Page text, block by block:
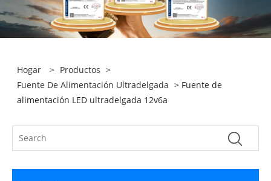
Hogar > Productos >
Fuente De Alimentación Ultradelgada > Fuente de
alimentación LED ultradelgada 12v6a